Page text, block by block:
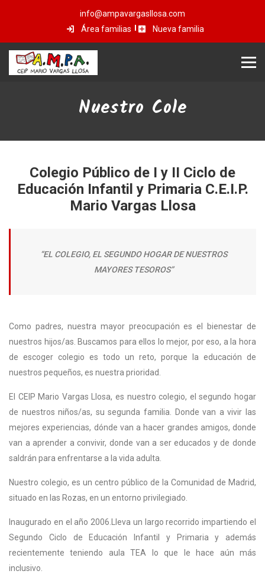
info@ampavargasllosa.com
Área familias
Nueva familia
Nuestro Cole
Colegio Público de I y II Ciclo de
Educación Infantil y Primaria C.E.I.P.
Mario Vargas Llosa
“EL COLEGIO, EL SEGUNDO HOGAR DE NUESTROS
MAYORES TESOROS”
Como padres, nuestra mayor preocupación es el bienestar de
nuestros hijos/as. Buscamos para ellos lo mejor, por eso, a la hora
de escoger colegio es todo un reto, porque la educación de
nuestros pequeños, es nuestra prioridad.
El CEIP Mario Vargas Llosa, es nuestro colegio, el segundo hogar
de nuestros niños/as, su segunda familia. Donde van a vivir las
mejores experiencias, dónde van a hacer grandes amigos, donde
van a aprender a convivir, donde van a ser educados y de donde
saldrán para enfrentarse a la vida adulta.
Nuestro colegio, es un centro público de la Comunidad de Madrid,
situado en las Rozas, en un entorno privilegiado.
Inaugurado en el año 2006.Lleva un largo recorrido impartiendo el
Segundo Ciclo de Educación Infantil y Primaria y además
recientemente teniendo aula TEA lo que le hace aún más
inclusivo.